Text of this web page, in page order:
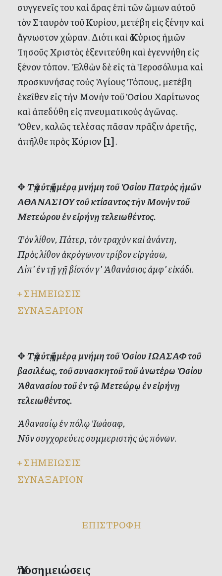
συγγενεῖς του καὶ ἄρας ἐπὶ τῶν ὥμων αὐτοῦ
τὸν Σταυρὸν τοῦ Κυρίου, μετέβη εἰς ξένην καὶ
ἄγνωστον χώραν. Διότι καὶ ὁ Κύριος ἡμῶν
Ἰησοῦς Χριστὸς ἐξενιτεύθη καὶ ἐγεννήθη εἰς
ξένον τόπον. Ἐλθὼν δὲ εἰς τὰ Ἱεροσόλυμα καὶ
προσκυνήσας τοὺς Ἁγίους Τόπους, μετέβη
ἐκεῖθεν εἰς τὴν Μονὴν τοῦ Ὁσίου Χαρίτωνος
καὶ ἀπεδύθη εἰς πνευματικοὺς ἀγῶνας.
Ὅθεν, καλῶς τελέσας πᾶσαν πρᾶξιν ἀρετῆς,
ἀπῆλθε πρὸς Κύριον [1].
✥Τῇ αὐτῇ ἡμέρᾳ μνήμη τοῦ Ὁσίου Πατρὸς ἡμῶν
ΑΘΑΝΑΣΙΟΥ τοῦ κτίσαντος τὴν Μονὴν τοῦ
Μετεώρου ἐν εἰρήνῃ τελειωθέντος.
Τὸν λίθον, Πάτερ, τὸν τραχὺν καὶ ἀνάντη,
Πρὸς λίθον ἀκρόγωνον τρίβον εἰργάσω,
Λίπ’ ἐν τῇ γῇ βίοτόν γ’ Ἀθανάσιος ἀμφ’ εἰκάδι.
+ΣΗΜΕΙΩΣΙΣ
ΣΥΝΑΞΑΡΙΟΝ
✥Τῇ αὐτῇ ἡμέρᾳ μνήμη τοῦ Ὁσίου ΙΩΑΣΑΦ τοῦ
βασιλέως, τοῦ συνασκητοῦ τοῦ ἀνωτέρω Ὁσίου
Ἀθανασίου τοῦ ἐν τῷ Μετεώρῳ ἐν εἰρήνῃ
τελειωθέντος.
Ἀθανασίῳ ἐν πόλῳ Ἰωάσαφ,
Νῦν συγχορεύεις συμμεριστὴς ὡς πόνων.
+ΣΗΜΕΙΩΣΙΣ
ΣΥΝΑΞΑΡΙΟΝ
ΕΠΙΣΤΡΟΦΗ
Ὑποσημειώσεις